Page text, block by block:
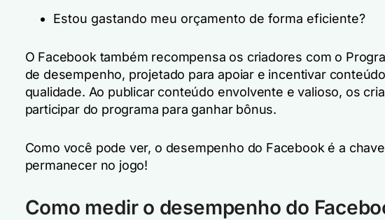
Estou gastando meu orçamento de forma eficiente?
O Facebook também recompensa os criadores com o
de desempenho, projetado para apoiar e incentivar
qualidade. Ao publicar conteúdo envolvente e valioso, os
participar do programa para ganhar bônus.
Como você pode ver, o desempenho do Facebook é a
permanecer no jogo!
Como medir o desempenho do